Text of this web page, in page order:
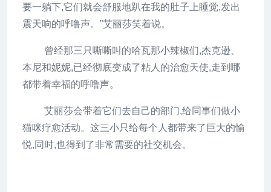
要一躺下,它们就会舒服地趴在我的肚子上睡觉,发出
震天响的呼噜声。”艾丽莎笑着说。
曾经那三只嘶嘶叫的哈瓦那小辣椒们,杰克逊、
本尼和妮妮,已经彻底变成了粘人的治愈天使,走到哪
都带着幸福的呼噜声。
艾丽莎会带着它们去自己的部门,给同事们做小
猫咪疗愈活动。这三小只给每个人都带来了巨大的愉
悦,同时,也得到了非常需要的社交机会。